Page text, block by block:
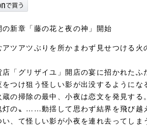
の新章「藤の花と夜の神」開始
アツアツぶりを所かまわず見せつける火
「グリザイユ」開店の宴に招かれたふ
つけ狙う怪しい影が出没するようにな
の掃除の最中、小夜は恋文を発見する。
灯の〟……動揺して思わず結界を飛び越
、て怪しい影が小夜を連れ去ってしま